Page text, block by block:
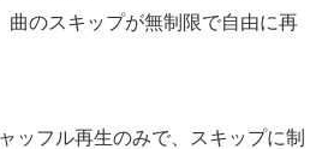
曲のスキップが無制限で自由に再
ッフル再生のみで、スキップに制